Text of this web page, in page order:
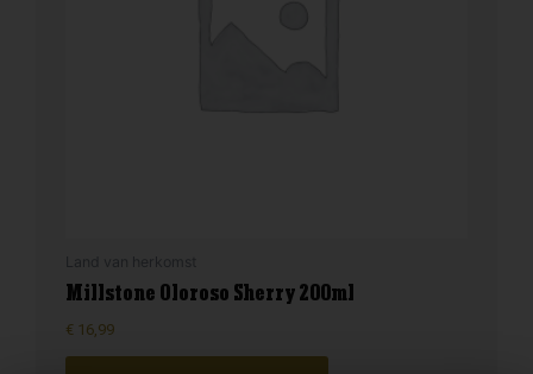
Millstone Oloroso Sherry 200ml
€ 16,99